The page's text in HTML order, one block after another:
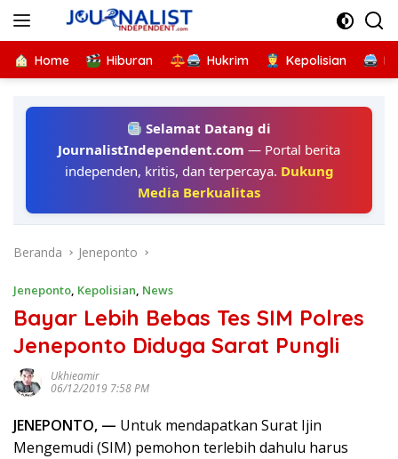
Home Hiburan Hukrim Kepolisian
Selamat Datang di
JournalistIndependent.com — Portal berita
independen, kritis, dan terpercaya. Dukung
Media Berkualitas
Beranda Jeneponto
Jeneponto, Kepolisian, News
Bayar Lebih Bebas Tes SIM Polres
Jeneponto Diduga Sarat Pungli
Ukhieamir
06/12/2019 7:58 PM
JENEPONTO, — Untuk mendapatkan Surat Ijin
Mengemudi (SIM) pemohon terlebih dahulu harus